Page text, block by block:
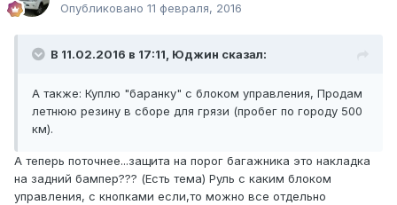
Опубликовано 11 февраля, 2016
В 11.02.2016 в 17:11, Юджин сказал:
А также: Куплю "баранку" с блоком управления, Продам
летнюю резину в сборе для грязи (пробег по городу 500
км).
А теперь поточнее...защита на порог багажника это накладка
на задний бампер??? (Есть тема) Руль с каким блоком
управления, с кнопками если,то можно все отдельно